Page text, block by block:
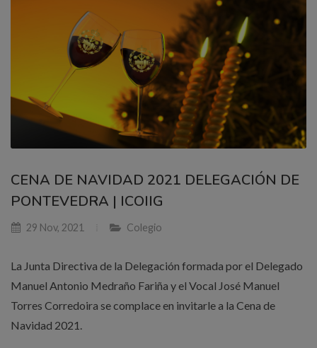
CENA DE NAVIDAD 2021 DELEGACIÓN DE
PONTEVEDRA | ICOIIG
29 Nov, 2021 Colegio
La Junta Directiva de la Delegación formada por el Delegado
Manuel Antonio Medraño Fariña y el Vocal José Manuel
Torres Corredoira se complace en invitarle a la Cena de
Navidad 2021.